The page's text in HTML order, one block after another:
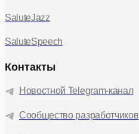
SaluteJazz
SaluteSpeech
Контакты
Новостной Telegram-канал
Сообщество разработчиков